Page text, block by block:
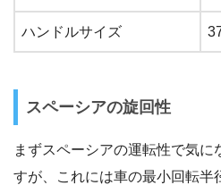
ハンドルサイズ
スペーシアの旋回性
まずスペーシアの運転性で気
すが、これには車の最小回転半